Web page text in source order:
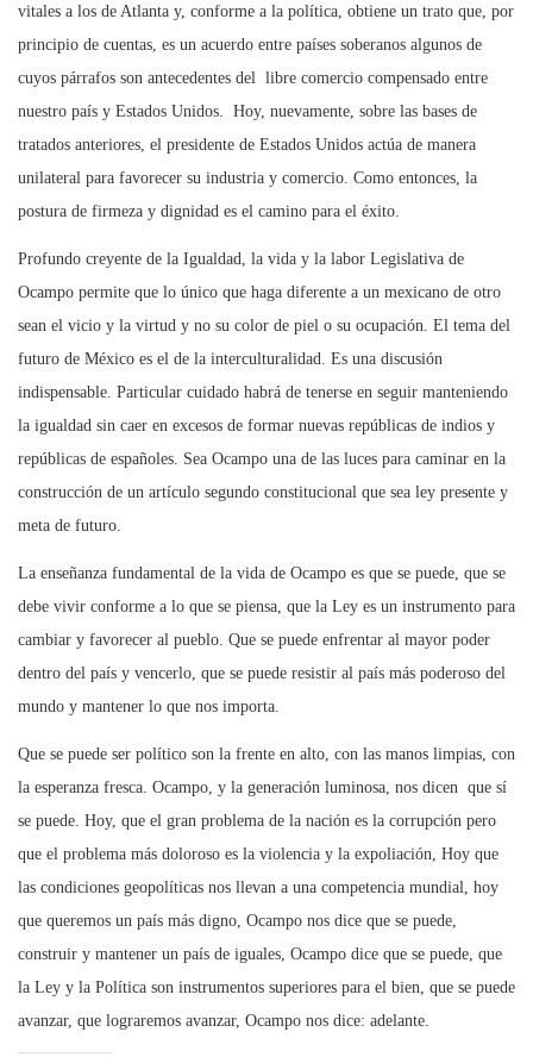
vitales a los de Atlanta y, conforme a la política, obtiene un trato que, por
principio de cuentas, es un acuerdo entre países soberanos algunos de
cuyos párrafos son antecedentes del libre comercio compensado entre
nuestro país y Estados Unidos. Hoy, nuevamente, sobre las bases de
tratados anteriores, el presidente de Estados Unidos actúa de manera
unilateral para favorecer su industria y comercio. Como entonces, la
postura de firmeza y dignidad es el camino para el éxito.
Profundo creyente de la Igualdad, la vida y la labor Legislativa de
Ocampo permite que lo único que haga diferente a un mexicano de otro
sean el vicio y la virtud y no su color de piel o su ocupación. El tema del
futuro de México es el de la interculturalidad. Es una discusión
indispensable. Particular cuidado habrá de tenerse en seguir manteniendo
la igualdad sin caer en excesos de formar nuevas repúblicas de indios y
repúblicas de españoles. Sea Ocampo una de las luces para caminar en la
construcción de un artículo segundo constitucional que sea ley presente y
meta de futuro.
La enseñanza fundamental de la vida de Ocampo es que se puede, que se
debe vivir conforme a lo que se piensa, que la Ley es un instrumento para
cambiar y favorecer al pueblo. Que se puede enfrentar al mayor poder
dentro del país y vencerlo, que se puede resistir al país más poderoso del
mundo y mantener lo que nos importa.
Que se puede ser político son la frente en alto, con las manos limpias, con
la esperanza fresca. Ocampo, y la generación luminosa, nos dicen que sí
se puede. Hoy, que el gran problema de la nación es la corrupción pero
que el problema más doloroso es la violencia y la expoliación, Hoy que
las condiciones geopolíticas nos llevan a una competencia mundial, hoy
que queremos un país más digno, Ocampo nos dice que se puede,
construir y mantener un país de iguales, Ocampo dice que se puede, que
la Ley y la Política son instrumentos superiores para el bien, que se puede
avanzar, que lograremos avanzar, Ocampo nos dice: adelante.